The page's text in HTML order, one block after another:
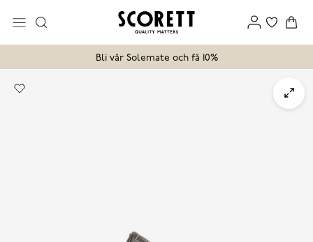
Bli vår Solemate och få 10%